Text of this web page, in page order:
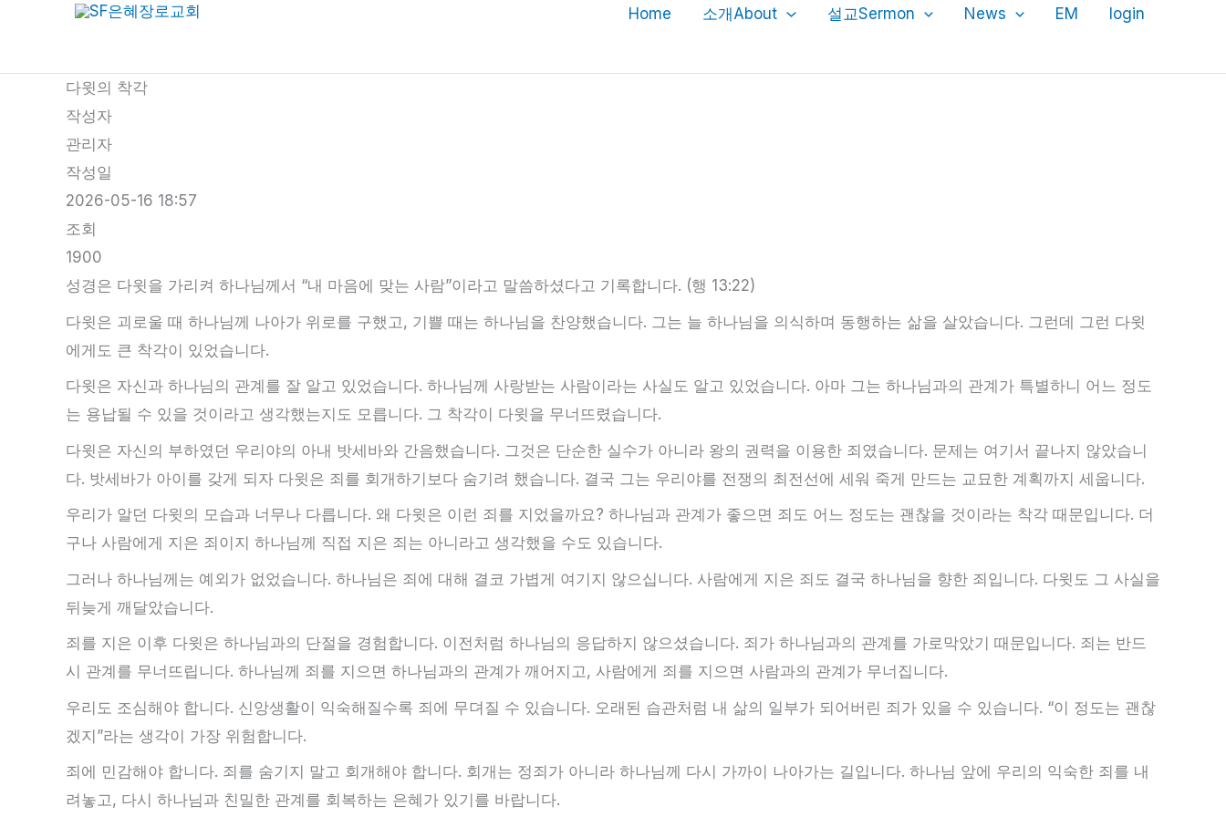
츠
Home 소개About 설교Sermon News EM login
다윗의 착각
작성자
관리자
작성일
2026-05-16 18:57
조회
1900
성경은 다윗을 가리켜 하나님께서 “내 마음에 맞는 사람”이라고 말씀하셨다고 기록합니다. (행 13:22)
다윗은 괴로울 때 하나님께 나아가 위로를 구했고, 기쁠 때는 하나님을 찬양했습니다. 그는 늘 하나님을 의식하며 동행하는 삶을 살았습니다. 그런데 그런 다윗
에게도 큰 착각이 있었습니다.
다윗은 자신과 하나님의 관계를 잘 알고 있었습니다. 하나님께 사랑받는 사람이라는 사실도 알고 있었습니다. 아마 그는 하나님과의 관계가 특별하니 어느 정도
는 용납될 수 있을 것이라고 생각했는지도 모릅니다. 그 착각이 다윗을 무너뜨렸습니다.
다윗은 자신의 부하였던 우리야의 아내 밧세바와 간음했습니다. 그것은 단순한 실수가 아니라 왕의 권력을 이용한 죄였습니다. 문제는 여기서 끝나지 않았습니
다. 밧세바가 아이를 갖게 되자 다윗은 죄를 회개하기보다 숨기려 했습니다. 결국 그는 우리야를 전쟁의 최전선에 세워 죽게 만드는 교묘한 계획까지 세웁니다.
우리가 알던 다윗의 모습과 너무나 다릅니다. 왜 다윗은 이런 죄를 지었을까요? 하나님과 관계가 좋으면 죄도 어느 정도는 괜찮을 것이라는 착각 때문입니다. 더
구나 사람에게 지은 죄이지 하나님께 직접 지은 죄는 아니라고 생각했을 수도 있습니다.
그러나 하나님께는 예외가 없었습니다. 하나님은 죄에 대해 결코 가볍게 여기지 않으십니다. 사람에게 지은 죄도 결국 하나님을 향한 죄입니다. 다윗도 그 사실을
뒤늦게 깨달았습니다.
죄를 지은 이후 다윗은 하나님과의 단절을 경험합니다. 이전처럼 하나님의 응답하지 않으셨습니다. 죄가 하나님과의 관계를 가로막았기 때문입니다. 죄는 반드
시 관계를 무너뜨립니다. 하나님께 죄를 지으면 하나님과의 관계가 깨어지고, 사람에게 죄를 지으면 사람과의 관계가 무너집니다.
우리도 조심해야 합니다. 신앙생활이 익숙해질수록 죄에 무뎌질 수 있습니다. 오래된 습관처럼 내 삶의 일부가 되어버린 죄가 있을 수 있습니다. “이 정도는 괜찮
겠지”라는 생각이 가장 위험합니다.
죄에 민감해야 합니다. 죄를 숨기지 말고 회개해야 합니다. 회개는 정죄가 아니라 하나님께 다시 가까이 나아가는 길입니다. 하나님 앞에 우리의 익숙한 죄를 내
려놓고, 다시 하나님과 친밀한 관계를 회복하는 은혜가 있기를 바랍니다.